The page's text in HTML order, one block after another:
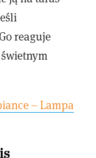
reaguje
– Lampa